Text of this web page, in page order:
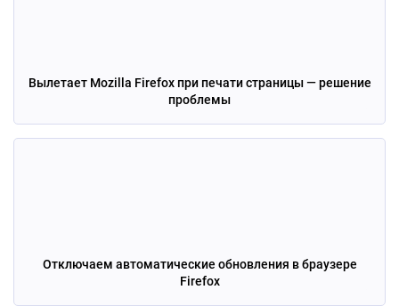
Вылетает Mozilla Firefox при печати страницы — решение
проблемы
Отключаем автоматические обновления в браузере
Firefox